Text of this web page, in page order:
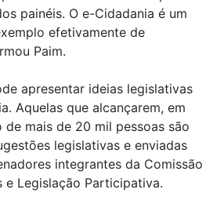
painéis. O e-Cidadania é um
efetivamente de
Paim.
apresentar ideias legislativas
Aquelas que alcançarem, em
mais de 20 mil pessoas são
legislativas e enviadas
integrantes da Comissão
e Legislação Participativa.